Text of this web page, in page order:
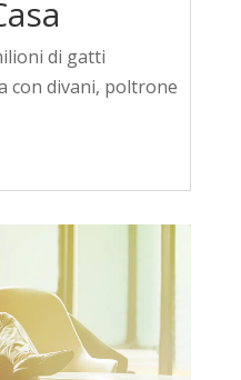
di gatti
con divani, poltrone